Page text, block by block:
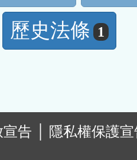
歷史法條 1
告
隱私權保護